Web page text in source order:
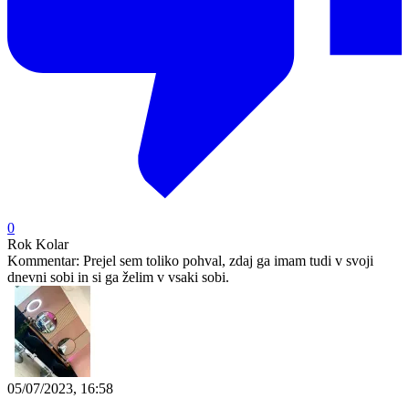
0
Rok Kolar
Kommentar: Prejel sem toliko pohval, zdaj ga imam tudi v svoji
dnevni sobi in si ga želim v vsaki sobi.
05/07/2023, 16:58